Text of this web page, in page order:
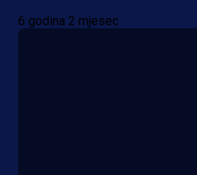
6 godina 2 mjesec